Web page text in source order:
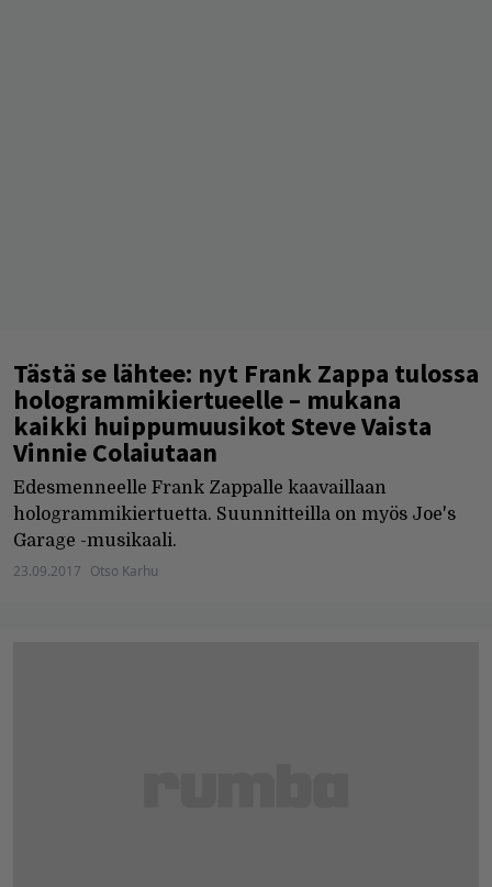
Tästä se lähtee: nyt Frank Zappa tulossa
hologrammikiertueelle – mukana
kaikki huippumuusikot Steve Vaista
Vinnie Colaiutaan
Edesmenneelle Frank Zappalle kaavaillaan
hologrammikiertuetta. Suunnitteilla on myös Joe's
Garage -musikaali.
23.09.2017 Otso Karhu